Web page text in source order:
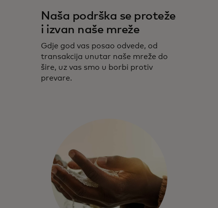
Naša podrška se proteže
i izvan naše mreže
Gdje god vas posao odvede, od
transakcija unutar naše mreže do
šire, uz vas smo u borbi protiv
prevare.